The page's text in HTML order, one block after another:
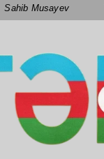
Sahib Musayev